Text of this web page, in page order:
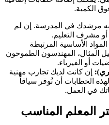
الكمية.
مرشدك في المدرسة. إن لم
أو مشرف التعليم.
الأساسية المرتبطة
المثال، المهندسون الطموحون
أو الفيزياء.
إن كانت لديك تجارب مهنية
الخطابات أن تُوفر سياقاً
في العمل.
المعلم المناسب